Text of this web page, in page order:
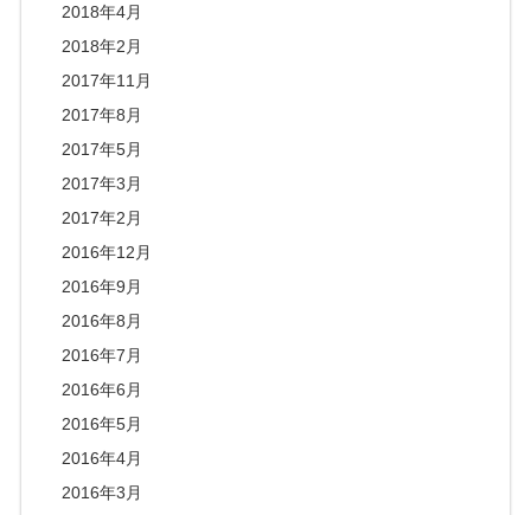
2018年4月
2018年2月
2017年11月
2017年8月
2017年5月
2017年3月
2017年2月
2016年12月
2016年9月
2016年8月
2016年7月
2016年6月
2016年5月
2016年4月
2016年3月